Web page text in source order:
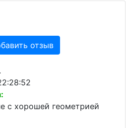
отзыв
с хорошей геометрией